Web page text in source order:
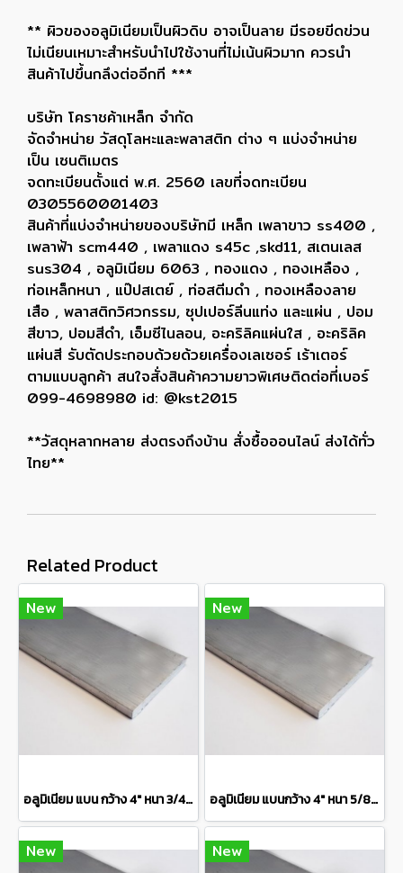
** ผิวของอลูมิเนียมเป็นผิวดิบ อาจเป็นลาย มีรอยขีดข่วน
ไม่เนียนเหมาะสำหรับนำไปใช้งานที่ไม่เน้นผิวมาก ควรนำ
สินค้าไปขึ้นกลึงต่ออีกที ***
บริษัท โคราชค้าเหล็ก จำกัด
จัดจำหน่าย วัสดุโลหะและพลาสติก ต่าง ๆ แบ่งจำหน่าย
เป็น เซนติเมตร
จดทะเบียนตั้งแต่ พ.ศ. 2560 เลขที่จดทะเบียน
0305560001403
สินค้าที่แบ่งจำหน่ายของบริษัทมี เหล็ก เพลาขาว ss400 ,
เพลาฟ้า scm440 , เพลาแดง s45c ,skd11, สเตนเลส
sus304 , อลูมิเนียม 6063 , ทองแดง , ทองเหลือง ,
ท่อเหล็กหนา , แป๊ปสเตย์ , ท่อสตีมดำ , ทองเหลืองลาย
เสือ , พลาสติกวิศวกรรม, ซุปเปอร์ลีนแท่ง และแผ่น , ปอม
สีขาว, ปอมสีดำ, เอ็มซีไนลอน, อะคริลิคแผ่นใส , อะคริลิค
แผ่นสี รับตัดประกอบด้วยด้วยเครื่องเลเซอร์ เร้าเตอร์
ตามแบบลูกค้า สนใจสั่งสินค้าความยาวพิเศษติดต่อที่เบอร์
099-4698980 id: @kst2015
**วัสดุหลากหลาย ส่งตรงถึงบ้าน สั่งซื้อออนไลน์ ส่งได้ทั่ว
ไทย**
Related Product
New
อลูมิเนียม แบน กว้าง 4" หนา 3/4" เกรด 6063 Aluminium Flat Bar แบ่งขายความยาว 10 เซนติเมตร
New
อลูมิเนียม แบนกว้าง 4" หนา 5/8" เกรด 6063 Aluminium Flat Bar แบ่งขายความยาว 10 เซนติเมตร
New New